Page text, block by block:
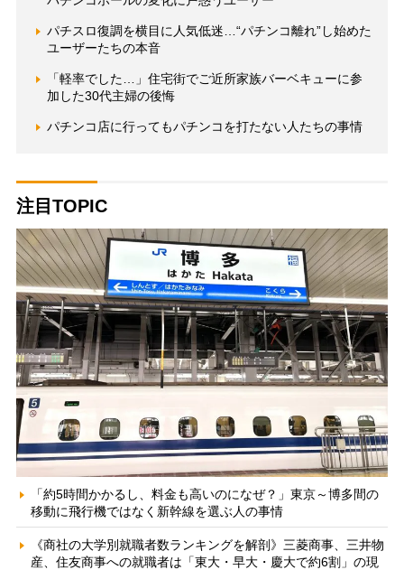
パチスロ復調を横目に人気低迷…“パチンコ離れ”し始めた
ユーザーたちの本音
「軽率でした…」住宅街でご近所家族バーベキューに参
加した30代主婦の後悔
パチンコ店に行ってもパチンコを打たない人たちの事情
注目TOPIC
「約5時間かかるし、料金も高いのになぜ？」東京～博多間の
移動に飛行機ではなく新幹線を選ぶ人の事情
《商社の大学別就職者数ランキングを解剖》三菱商事、三井物
産、住友商事への就職者は「東大・早大・慶大で約6割」の現